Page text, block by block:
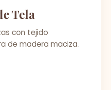
Tela
con tejido
de madera maciza.